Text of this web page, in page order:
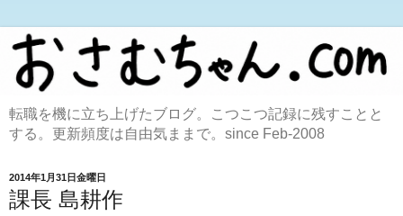
転職を機に立ち上げたブログ。こつこつ記録に残すことと
する。更新頻度は自由気ままで。since Feb-2008
2014年1月31日金曜日
課長 島耕作